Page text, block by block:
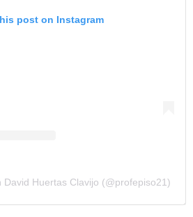
post on Instagram
David Huertas Clavijo (@profepiso21)